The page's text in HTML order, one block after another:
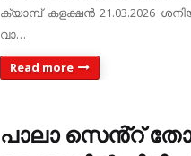
ക്യാമ്പ് കളക്ഷന്‍ 21.03.2026
വാ…
Read more
പാലാ സെൻ്റ്